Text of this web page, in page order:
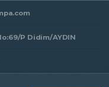
P Didim/AYDIN